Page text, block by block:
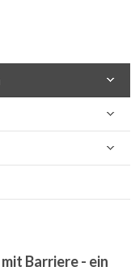
Barriere - ein